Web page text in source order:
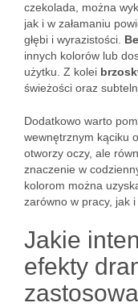
czekolada, można
jak i w załamaniu
głębi i wyrazistości.
innych kolorów lub
użytku. Z kolei
świeżości oraz
Dodatkowo warto
wewnętrznym kąciku
otworzy oczy, ale
znaczenie w
kolorom można
zarówno w pracy, jak i
Jakie
efekty